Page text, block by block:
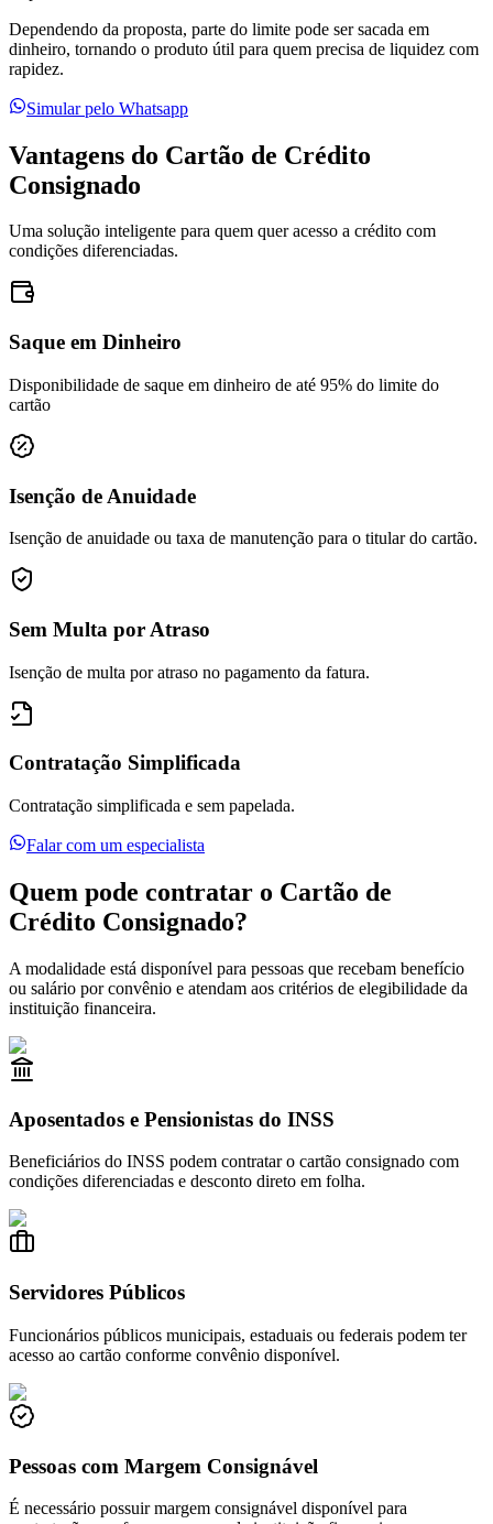
Dependendo da proposta, parte do limite pode ser sacada em
dinheiro, tornando o produto útil para quem precisa de liquidez com
rapidez.
Simular pelo Whatsapp
Vantagens do Cartão de Crédito
Consignado
Uma solução inteligente para quem quer acesso a crédito com
condições diferenciadas.
Saque em Dinheiro
Disponibilidade de saque em dinheiro de até 95% do limite do
cartão
Isenção de Anuidade
Isenção de anuidade ou taxa de manutenção para o titular do cartão.
Sem Multa por Atraso
Isenção de multa por atraso no pagamento da fatura.
Contratação Simplificada
Contratação simplificada e sem papelada.
Falar com um especialista
Quem pode contratar o Cartão de
Crédito Consignado?
A modalidade está disponível para pessoas que recebam benefício
ou salário por convênio e atendam aos critérios de elegibilidade da
instituição financeira.
Aposentados e Pensionistas do INSS
Beneficiários do INSS podem contratar o cartão consignado com
condições diferenciadas e desconto direto em folha.
Servidores Públicos
Funcionários públicos municipais, estaduais ou federais podem ter
acesso ao cartão conforme convênio disponível.
Pessoas com Margem Consignável
É necessário possuir margem consignável disponível para